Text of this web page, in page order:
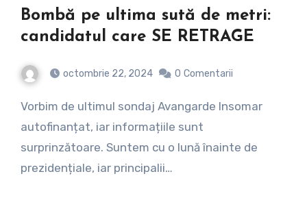
Bombă pe ultima sută de metri:
candidatul care SE RETRAGE
octombrie 22, 2024 0 Comentarii
Vorbim de ultimul sondaj Avangarde Insomar
autofinanțat, iar informațiile sunt
surprinzătoare. Suntem cu o lună înainte de
prezidențiale, iar principalii…